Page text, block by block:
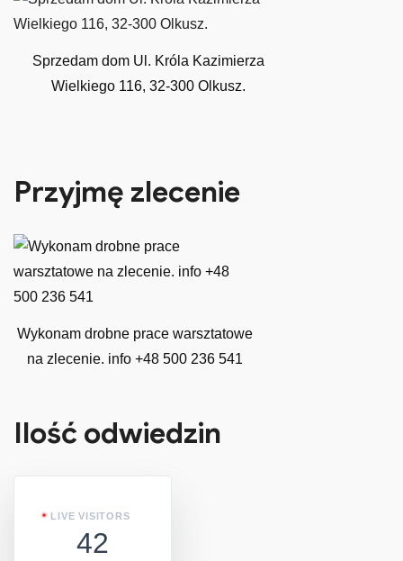
Sprzedam dom Ul. Króla Kazimierza
Wielkiego 116, 32-300 Olkusz.
Przyjmę zlecenie
Wykonam drobne prace warsztatowe
na zlecenie. info +48 500 236 541
Ilość odwiedzin
LIVE VISITORS
42